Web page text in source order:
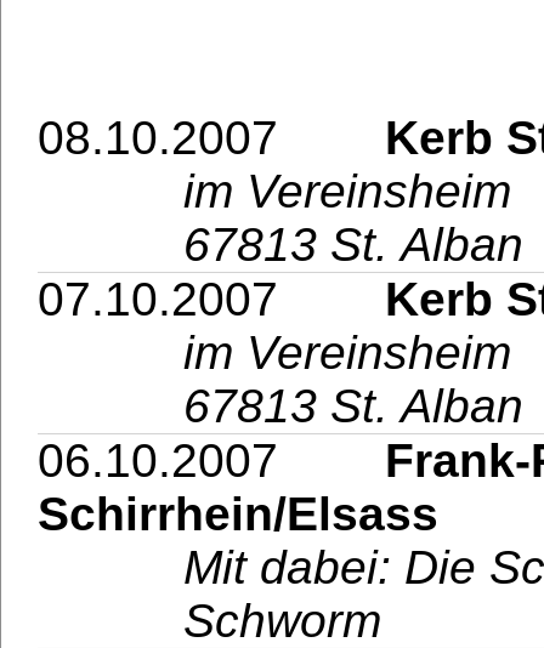
08.10.2007 Kerb
im Vereinsheim
67813 St. Alban
07.10.2007 Kerb
im Vereinsheim
67813 St. Alban
06.10.2007 Frank-
Schirrhein/Elsass
Mit dabei: Die
Schworm